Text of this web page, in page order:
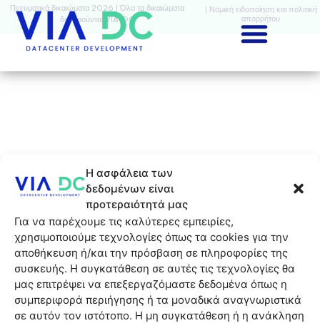
Η ασφάλεια των
δεδομένων είναι
προτεραιότητά μας
Για να παρέχουμε τις καλύτερες εμπειρίες,
χρησιμοποιούμε τεχνολογίες όπως τα cookies για την
αποθήκευση ή/και την πρόσβαση σε πληροφορίες της
συσκευής. Η συγκατάθεση σε αυτές τις τεχνολογίες θα
μας επιτρέψει να επεξεργαζόμαστε δεδομένα όπως η
συμπεριφορά περιήγησης ή τα μοναδικά αναγνωριστικά
σε αυτόν τον ιστότοπο. Η μη συγκατάθεση ή η ανάκληση
Πνευματικά δικαιώματα 2026 | Όλα τα δικαιώματα
διατηρούνται VIA-DC
| Νομική ειδοποίηση και πολιτική
απορρήτου